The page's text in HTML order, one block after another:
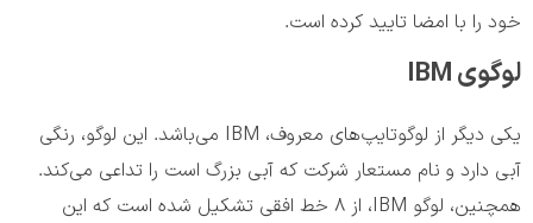
خود را با امضا تایید کرده است.
لوگوی IBM
یکی دیگر از لوگوتایپ‌های معروف، IBM می‌باشد. این لوگو، رنگی
آبی دارد و نام مستعار شرکت که آبی بزرگ است را تداعی می‌کند.
همچنین، لوگو IBM، از 8 خط افقی تشکیل شده است که این